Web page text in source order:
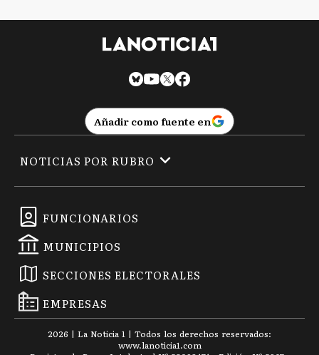
Añadir como fuente en
FUNCIONARIOS
MUNICIPIOS
SECCIONES ELECTORALES
EMPRESAS
NOTICIAS POR RUBRO
2026 | La Noticia 1 | Todos los derechos reservados:
www.lanoticia1.com